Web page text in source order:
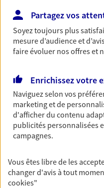
revenus.
Découvrir l'offre Garantie
OBTENIR
Multirisque
Gagnez en simplicité
assurance
unique pour protéger
équipements et
Découvrir l'offre
Partagez vos
Soyez toujours plus
mesure d’audience et
faire évoluer nos offres et
Enrichissez votre
Naviguez selon vos
marketing et de
d'afficher du contenu
publicités personnalisées
campagnes.
Vous êtes libre de les
changer d'avis à tout
cookies"